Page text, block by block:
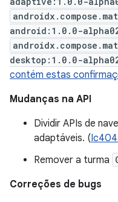
android:1.0.0-
desktop:1.0.0-
contém estas
Mudanças na API
Dividir APIs de
adaptáveis. (
Remover a turma
Correções de bugs